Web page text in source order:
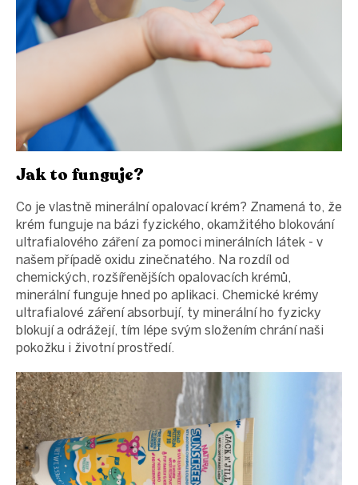
Jak to funguje?
Co je vlastně minerální opalovací krém? Znamená to, že
krém funguje na bázi fyzického, okamžitého blokování
ultrafialového záření za pomoci minerálních látek - v
našem případě oxidu zinečnatého. Na rozdíl od
chemických, rozšířenějších opalovacích krémů,
minerální funguje hned po aplikaci. Chemické krémy
ultrafialové záření absorbují, ty minerální ho fyzicky
blokují a odrážejí, tím lépe svým složením chrání naši
pokožku i životní prostředí.